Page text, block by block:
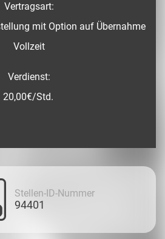
Vertragsart:
mit Option auf Übernahme
Vollzeit
Verdienst:
20,00€/Std.
Stellen-ID-Nummer
94401